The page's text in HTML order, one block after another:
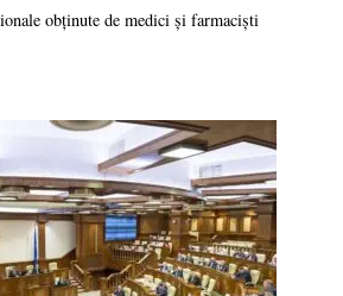
obținute de medici și farmaciști